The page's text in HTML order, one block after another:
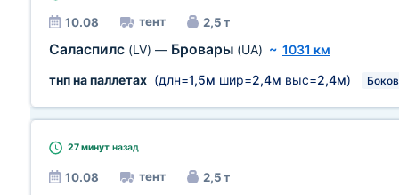
10.08 тент 2,5 т
Саласпилс (LV) — Бровары (UA) ~ 1031 км
тнп на паллетах (длн=1,5м шир=2,4м выс=2,4м)
27 минут назад
10.08 тент 2,5 т